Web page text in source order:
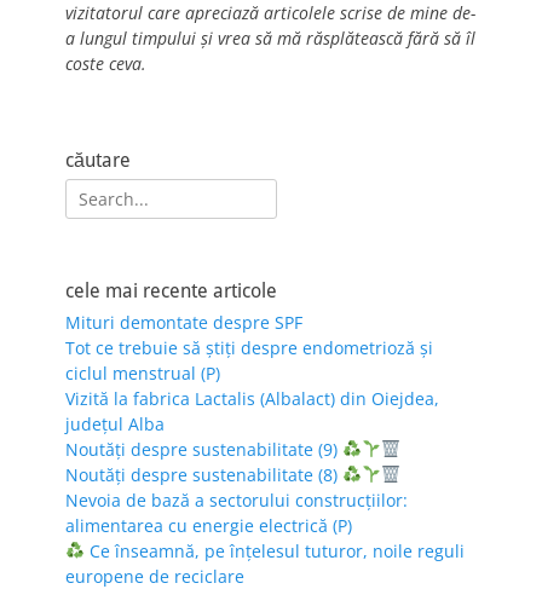
vizitatorul care apreciază articolele scrise de mine de-
a lungul timpului și vrea să mă răsplătească fără să îl
coste ceva.
căutare
Search
for:
cele mai recente articole
Mituri demontate despre SPF
Tot ce trebuie să știți despre endometrioză și
ciclul menstrual (P)
Vizită la fabrica Lactalis (Albalact) din Oiejdea,
județul Alba
Noutăți despre sustenabilitate (9)
Noutăți despre sustenabilitate (8)
Nevoia de bază a sectorului construcțiilor:
alimentarea cu energie electrică (P)
Ce înseamnă, pe înțelesul tuturor, noile reguli
europene de reciclare